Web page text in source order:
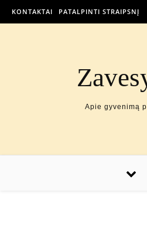
KONTAKTAI PATALPINTI STRAIPSNĮ
Apie gyvenimą